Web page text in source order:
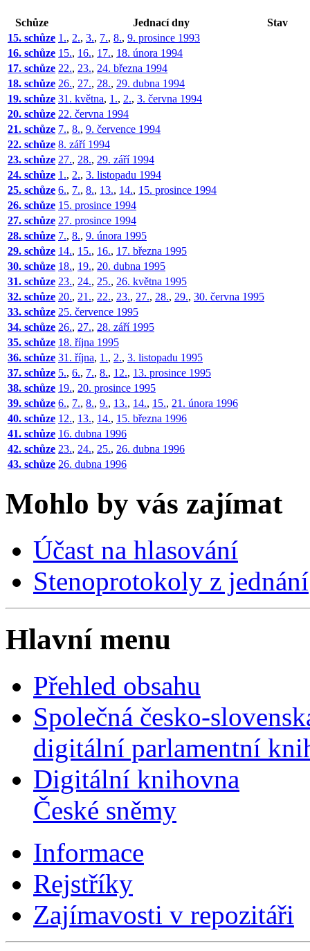
Schůze Jednací dny
Stav
15. schůze 1., 2., 3., 7., 8., 9. prosince 1993
16. schůze 15., 16., 17., 18. února 1994
17. schůze 22., 23., 24. března 1994
18. schůze 26., 27., 28., 29. dubna 1994
19. schůze 31. května, 1., 2., 3. června 1994
20. schůze 22. června 1994
21. schůze 7., 8., 9. července 1994
22. schůze 8. září 1994
23. schůze 27., 28., 29. září 1994
24. schůze 1., 2., 3. listopadu 1994
25. schůze 6., 7., 8., 13., 14., 15. prosince 1994
26. schůze 15. prosince 1994
27. schůze 27. prosince 1994
28. schůze 7., 8., 9. února 1995
29. schůze 14., 15., 16., 17. března 1995
30. schůze 18., 19., 20. dubna 1995
31. schůze 23., 24., 25., 26. května 1995
32. schůze 20., 21., 22., 23., 27., 28., 29., 30. června 1995
33. schůze 25. července 1995
34. schůze 26., 27., 28. září 1995
35. schůze 18. října 1995
36. schůze 31. října, 1., 2., 3. listopadu 1995
37. schůze 5., 6., 7., 8., 12., 13. prosince 1995
38. schůze 19., 20. prosince 1995
39. schůze 6., 7., 8., 9., 13., 14., 15., 21. února 1996
40. schůze 12., 13., 14., 15. března 1996
41. schůze 16. dubna 1996
42. schůze 23., 24., 25., 26. dubna 1996
43. schůze 26. dubna 1996
Mohlo by vás zajímat
Účast na hlasování
Stenoprotokoly z jednání
Hlavní menu
Přehled obsahu
Společná česko-
digitální parlamentní
Digitální knihovna
České sněmy
Informace
Rejstříky
Zajímavosti v repozitáři